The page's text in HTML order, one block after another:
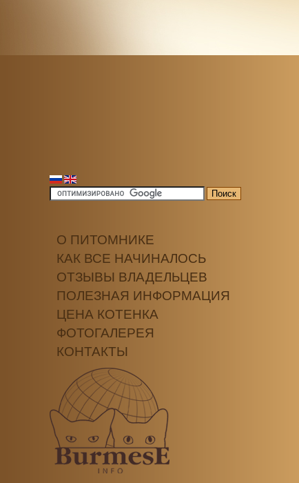
О ПИТОМНИКЕ
КАК ВСЕ НАЧИНАЛОСЬ
ОТЗЫВЫ ВЛАДЕЛЬЦЕВ
ПОЛЕЗНАЯ ИНФОРМАЦИЯ
ЦЕНА КОТЕНКА
ФОТОГАЛЕРЕЯ
КОНТАКТЫ